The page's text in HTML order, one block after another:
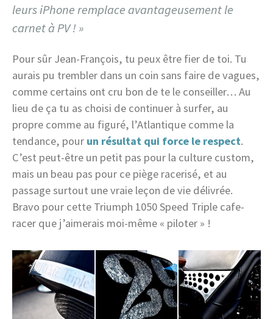
leurs iPhone remplace avantageusement le
carnet à PV ! »
Pour sûr Jean-François, tu peux être fier de toi. Tu
aurais pu trembler dans un coin sans faire de vagues,
comme certains ont cru bon de te le conseiller… Au
lieu de ça tu as choisi de continuer à surfer, au
propre comme au figuré, l’Atlantique comme la
tendance, pour un résultat qui force le respect.
C’est peut-être un petit pas pour la culture custom,
mais un beau pas pour ce piège racerisé, et au
passage surtout une vraie leçon de vie délivrée.
Bravo pour cette Triumph 1050 Speed Triple cafe-
racer que j’aimerais moi-même « piloter » !